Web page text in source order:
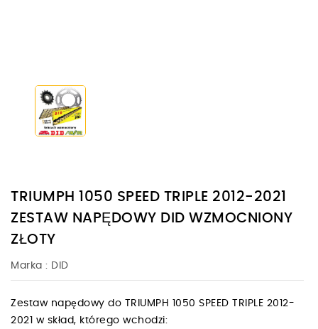
TRIUMPH 1050 SPEED TRIPLE 2012-2021
ZESTAW NAPĘDOWY DID WZMOCNIONY
ZŁOTY
Marka : DID
Zestaw napędowy do TRIUMPH 1050 SPEED TRIPLE 2012-
2021 w skład, którego wchodzi: